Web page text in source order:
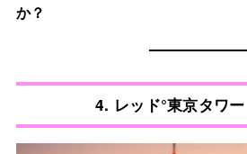
か？
4. レッド°東京タワー